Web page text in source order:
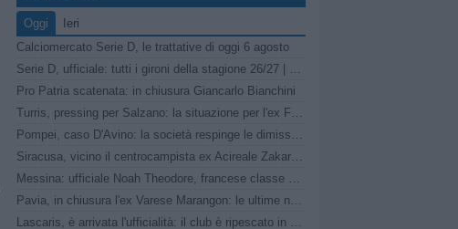
Oggi
Ieri
Calciomercato Serie D, le trattative di oggi 6 agosto
Serie D, ufficiale: tutti i gironi della stagione 26/27 | LIVE
Pro Patria scatenata: in chiusura Giancarlo Bianchini
Turris, pressing per Salzano: la situazione per l'ex Fasano
Pompei, caso D'Avino: la società respinge le dimissioni del Direttore Generale
Siracusa, vicino il centrocampista ex Acireale Zakaria Daqoune
Messina: ufficiale Noah Theodore, francese classe 2007
Pavia, in chiusura l'ex Varese Marangon: le ultime novità
Lascaris, è arrivata l'ufficialità: il club è ripescato in Serie D